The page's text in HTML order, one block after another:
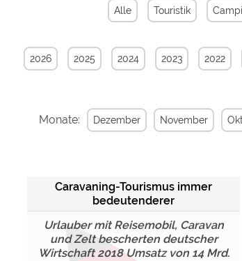
Alle Touristik
2026 2025 2024 2023 2022
Monate: Dezember November
Caravaning-Tourismus immer
bedeutenderer
Urlauber mit Reisemobil, Caravan
und Zelt bescherten deutscher
Wirtschaft 2018 Umsatz von 14 Mrd.
der